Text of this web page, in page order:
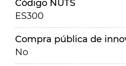
Código NUTS
ES300
Compra pública de
No